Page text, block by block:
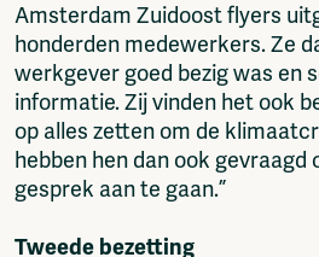
Amsterdam Zuidoost flyers
honderden medewerkers. Ze
werkgever goed bezig was en
informatie. Zij vinden het ook
op alles zetten om de
hebben hen dan ook gevraagd
gesprek aan te gaan.”
Tweede bezetting